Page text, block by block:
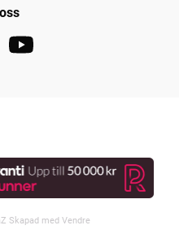
Skapad med Vendre